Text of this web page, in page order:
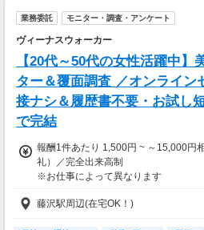
業務委託 モニター・調査・アンケート
ヴィーナスウォーカー
【20代～50代の女性活躍中】
ター＆覆面調査 ／オンライン
接ナシ＆履歴書不要・お試し
で完結
報酬1件あたり 1,500円 ~ ～15,000円
礼）／完全出来高制
※お仕事によって異なります
※アンケート回答後、内容確認・承認
礼をお支払いします
藤沢駅周辺(在宅OK！)